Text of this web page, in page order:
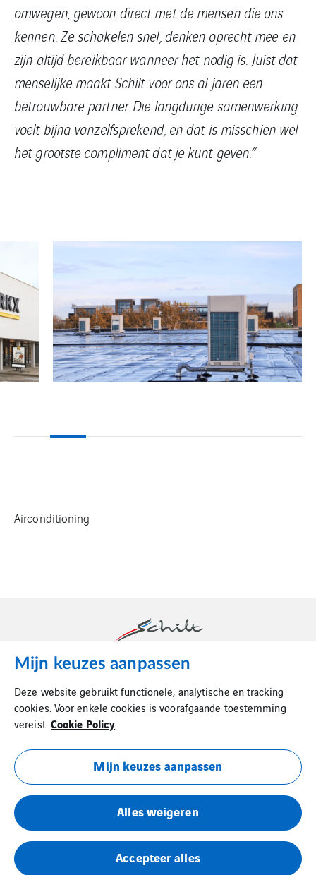
omwegen, gewoon direct met de mensen die ons
kennen. Ze schakelen snel, denken oprecht mee en
zijn altijd bereikbaar wanneer het nodig is. Juist dat
menselijke maakt Schilt voor ons al jaren een
betrouwbare partner. Die langdurige samenwerking
voelt bijna vanzelfsprekend, en dat is misschien wel
het grootste compliment dat je kunt geven.”
Airconditioning
Schilt is dé luchttechnische partner in binnenklimaat.
Cookie Policy
Privacy Statement
Metaalunievoorwaarden
Mijn keuzes aanpassen
Deze website gebruikt functionele, analytische en tracking
cookies. Voor enkele cookies is voorafgaande toestemming
vereist. Cookie Policy
Mijn keuzes aanpassen
Alles weigeren
Accepteer alles